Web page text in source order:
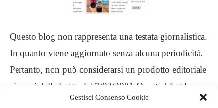
Gestisci Consenso Cookie
Questo blog non rappresenta una testata giornalistica.
In quanto viene aggiornato senza alcuna periodicità.
Pertanto, non può considerarsi un prodotto editoriale
ai sensi della legge del 7/03/2001 Questo blog ha
carattere personale, non è mio intento infrangere